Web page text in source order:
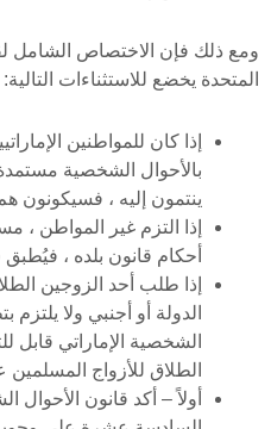
ومع ذلك فإن الاختصاص الشامل
المتحدة يخضع للاستثناءات التالية:
إذا كان للمواطنين
بالأحوال الشخصية
ينتمون إليه ، فسيكونون
إذا التزم غير المواطن ،
أحكام قانون بلده ، فيُطبق
إذا طلب أحد الزوجين
الدولة أو أجنبي ولا يلتزم
الشخصية الإماراتي قابل
الطلاق للأزواج المسلمين
أولاً – أكد قانون الأحوال